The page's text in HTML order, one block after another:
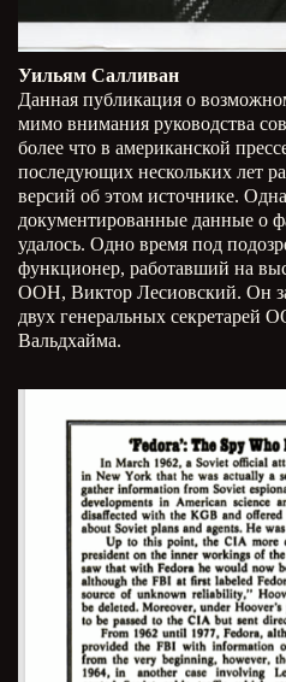
Уильям Салливан
Данная публикация о
мимо внимания руководства
более что в американской
последующих нескольких лет
версий об этом источнике.
документированные данные о
удалось. Одно время под
функционер, работавший на
ООН, Виктор Лесиовский. Он
двух генеральных секретарей
Вальдхайма.